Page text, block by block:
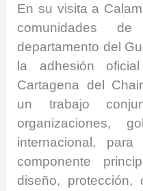
En su visita a
comunidades
departamento del
la adhesión
Cartagena del
un trabajo
organizaciones,
internacional,
componente
diseño, protección,